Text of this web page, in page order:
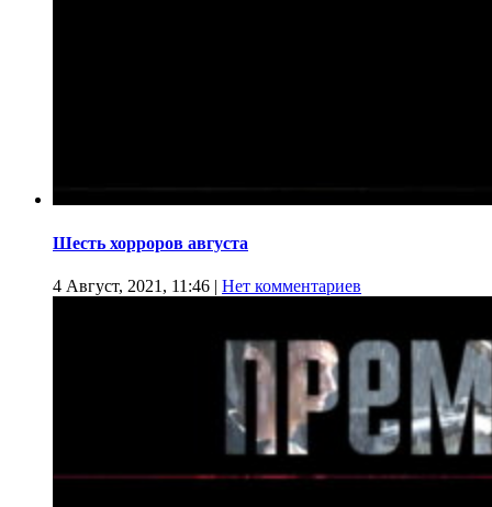
Шесть хорроров августа
4 Август, 2021, 11:46 | Нет комментариев